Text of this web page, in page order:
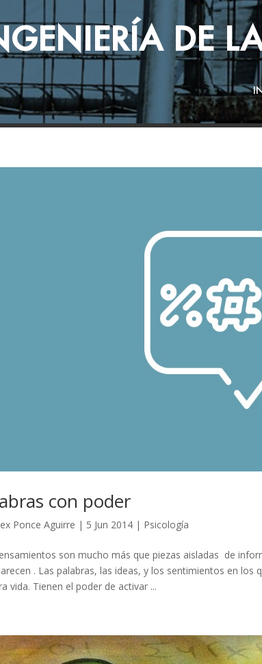
DE
con poder
Ponce Aguirre | 5 Jun 2014 | Psicología
son mucho más que piezas aisladas de
. Las palabras, las ideas, y los sentimientos en
vida. Tienen el poder de activar ...